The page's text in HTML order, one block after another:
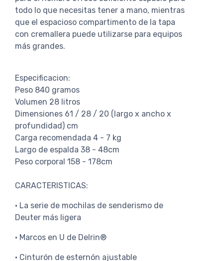
todo lo que necesitas tener a mano, mientras
que el espacioso compartimento de la tapa
con cremallera puede utilizarse para equipos
más grandes.
Especificacion:
Peso 840 gramos
Volumen 28 litros
Dimensiones 61 / 28 / 20 (largo x ancho x
profundidad) cm
Carga recomendada 4 - 7 kg
Largo de espalda 38 - 48cm
Peso corporal 158 - 178cm
CARACTERISTICAS:
• La serie de mochilas de senderismo de
Deuter más ligera
• Marcos en U de Delrin®
• Cinturón de esternón ajustable